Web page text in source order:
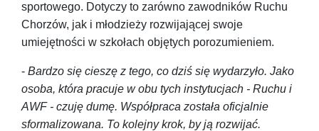
sportowego. Dotyczy to zarówno zawodników Ruchu
Chorzów, jak i młodzieży rozwijającej swoje
umiejętności w szkołach objętych porozumieniem.
- Bardzo się cieszę z tego, co dziś się wydarzyło. Jako
osoba, która pracuje w obu tych instytucjach - Ruchu i
AWF - czuję dumę. Współpraca została oficjalnie
sformalizowana. To kolejny krok, by ją rozwijać.